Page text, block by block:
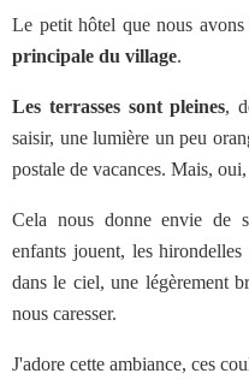
Le petit hôtel que nous
principale du village.
Les terrasses sont pleines,
saisir, une lumière un peu
postale de vacances. Mais, oui,
Cela nous donne envie de
enfants jouent, les
dans le ciel, une légèrement
nous caresser.
J'adore cette ambiance, ces